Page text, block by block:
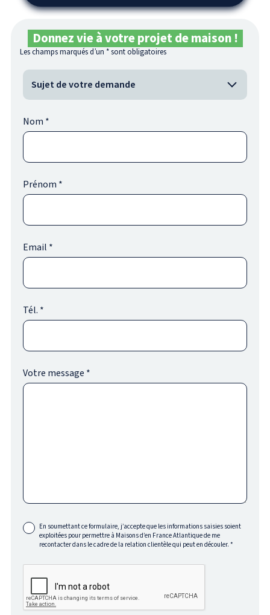
Donnez vie à votre projet de maison !
Les champs marqués d’un *sont obligatoires
Nom *
Prénom *
Email *
Tél. *
Votre message *
En soumettant ce formulaire, j’accepte que les informations saisies soient
exploitées pour permettre à Maisons d’en France Atlantique de me
recontacter dans le cadre de la relation clientèle qui peut en découler.*